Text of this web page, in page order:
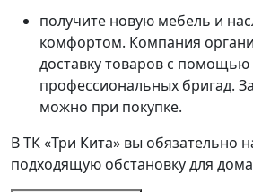
получите новую мебель и
комфортом. Компания
доставку товаров с помощью
профессиональных бригад.
можно при покупке.
В ТК «Три Кита» вы обязательно
подходящую обстановку для